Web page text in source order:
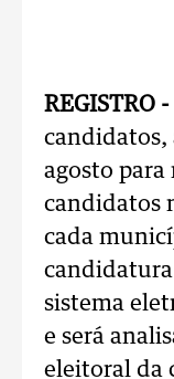
REGISTRO -
candidatos,
agosto para
candidatos
cada
sistema
e será
eleitoral da